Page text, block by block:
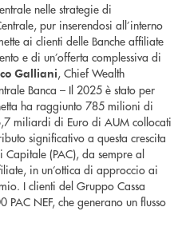
nelle strategie di
pur inserendosi all’interno
ai clienti delle Banche affiliate
e di un’offerta complessiva di
Galliani, Chief Wealth
Banca – Il 2025 è stato per
ha raggiunto 785 milioni di
miliardi di Euro di AUM collocati
significativo a questa crescita
(PAC), da sempre al
in un’ottica di approccio ai
I clienti del Gruppo Cassa
NEF, che generano un flusso